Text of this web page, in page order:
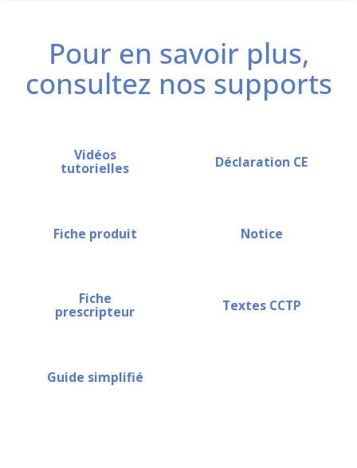
conseillé pour les logements locatifs sociaux et privés
Pour en savoir plus,
consultez nos supports
Vidéos
tutorielles Déclaration CE
Fiche produit Notice
Fiche
prescripteur Textes CCTP
Guide simplifié